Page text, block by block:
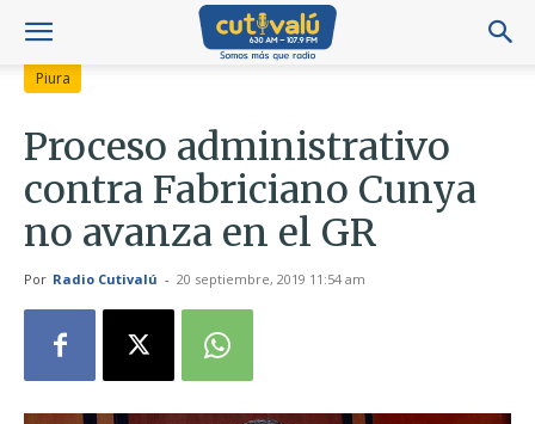
Piura
Proceso administrativo
contra Fabriciano Cunya
no avanza en el GR
Por Radio Cutivalú - 20 septiembre, 2019 11:54 am